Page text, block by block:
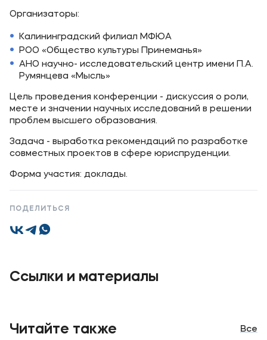
Уровни образования
Среднее профессиональное образование
Высшее образование
Дополнительное профессиональное образование
Медиа
Объявления
Приемная комиссия
+7 (800) 200-80-66
Организаторы:
Калининградский филиал МФЮА
РОО «Общество культуры Принеманья»
АНО научно- исследовательский центр имени П.А.
Румянцева «Мысль»
Цель проведения конференции - дискуссия о роли,
месте и значении научных исследований в решении
проблем высшего образования.
Задача - выработка рекомендаций по разработке
совместных проектов в сфере юриспруденции.
Форма участия: доклады.
ПОДЕЛИТЬСЯ
Ссылки и материалы
Читайте также Все